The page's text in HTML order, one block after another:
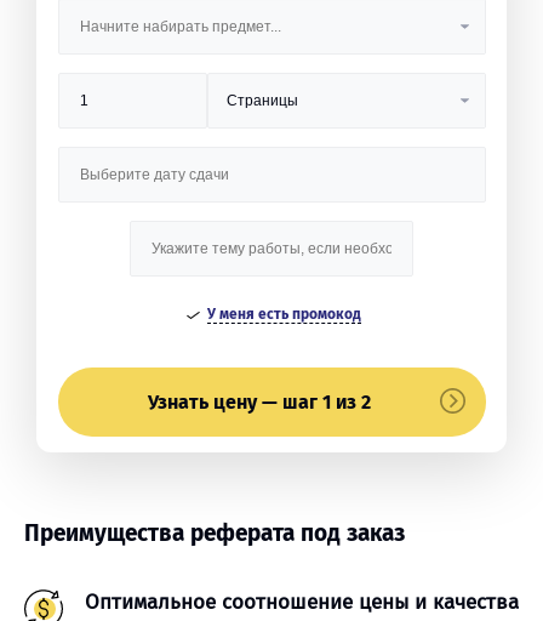
У меня есть промокод
Узнать цену — шаг 1 из 2
Преимущества реферата под заказ
Оптимальное соотношение цены и качества